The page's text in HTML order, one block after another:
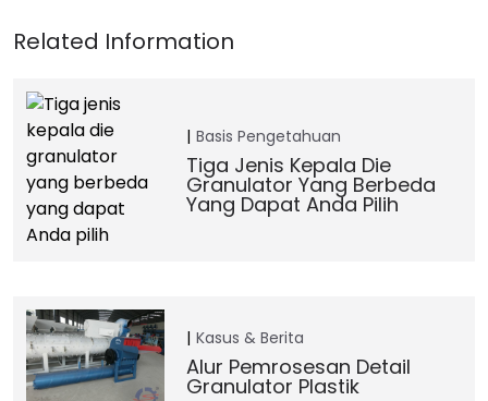
Basis Pengetahuan
Tiga Jenis Kepala Die
Granulator Yang Berbeda
Yang Dapat Anda Pilih
Kasus & Berita
Alur Pemrosesan Detail
Granulator Plastik